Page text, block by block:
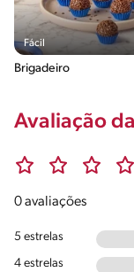
Fácil
Brigadeiro
Avaliação
0 avaliações
5 estrelas
4 estrelas